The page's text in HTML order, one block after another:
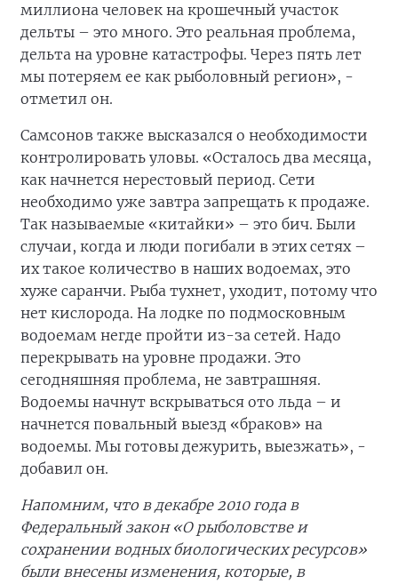
миллиона человек на крошечный участок
дельты – это много. Это реальная проблема,
дельта на уровне катастрофы. Через пять лет
мы потеряем ее как рыболовный регион», -
отметил он.
Самсонов также высказался о необходимости
контролировать уловы. «Осталось два месяца,
как начнется нерестовый период. Сети
необходимо уже завтра запрещать к продаже.
Так называемые «китайки» – это бич. Были
случаи, когда и люди погибали в этих сетях –
их такое количество в наших водоемах, это
хуже саранчи. Рыба тухнет, уходит, потому что
нет кислорода. На лодке по подмосковным
водоемам негде пройти из-за сетей. Надо
перекрывать на уровне продажи. Это
сегодняшняя проблема, не завтрашняя.
Водоемы начнут вскрываться ото льда – и
начнется повальный выезд «браков» на
водоемы. Мы готовы дежурить, выезжать», -
добавил он.
Напомним, что в декабре 2010 года в
Федеральный закон «О рыболовстве и
сохранении водных биологических ресурсов»
были внесены изменения, которые, в